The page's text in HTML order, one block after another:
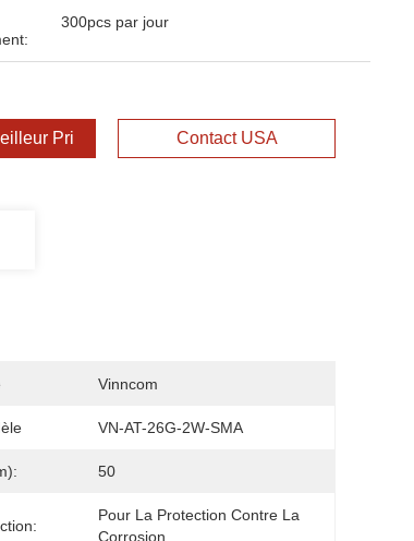
300pcs par jour
Prix Contact USA
Vinncom
VN-AT-26G-2W-SMA
50
Pour La Protection Contre La
Corrosion